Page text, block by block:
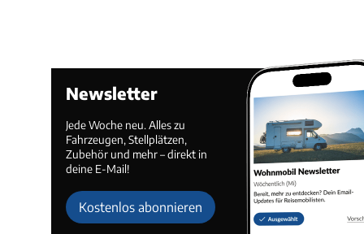
Newsletter
Jede Woche neu. Alles zu
Fahrzeugen, Stellplätzen,
Zubehör und mehr – direkt in
deine E-Mail!
Kostenlos abonnieren